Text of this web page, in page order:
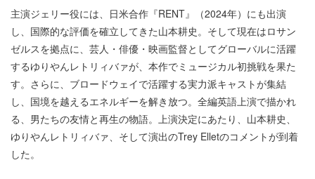
主演ジェリー役には、日米合作『RENT』（2024年）にも出演
し、国際的な評価を確立してきた山本耕史。そして現在はロサン
ゼルスを拠点に、芸人・俳優・映画監督としてグローバルに活躍
するゆりやんレトリィバァが、本作でミュージカル初挑戦を果た
す。さらに、ブロードウェイで活躍する実力派キャストが集結
し、国境を越えるエネルギーを解き放つ。全編英語上演で描かれ
る、男たちの友情と再生の物語。上演決定にあたり、山本耕史、
ゆりやんレトリィバァ、そして演出のTrey Elletのコメントが到着
した。